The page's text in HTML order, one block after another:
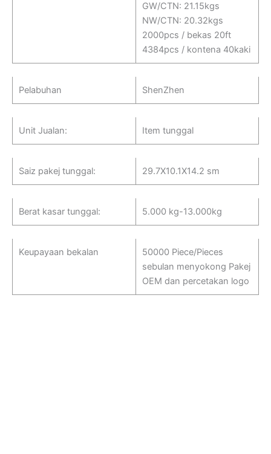
GW/CTN: 21.15kgs
NW/CTN: 20.32kgs
2000pcs / bekas 20ft
4384pcs / kontena 40kaki
Pelabuhan ShenZhen
Unit Jualan: Item tunggal
Saiz pakej tunggal: 29.7X10.1X14.2 sm
Berat kasar tunggal: 5.000 kg-13.000kg
Keupayaan bekalan
50000 Piece/Pieces
sebulan menyokong Pakej
OEM dan percetakan logo